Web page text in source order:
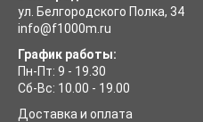
ул. Белгородского Полка, 34
info@f1000m.ru
График работы:
Пн-Пт: 9 - 19.30
Сб-Вс: 10.00 - 19.00
Доставка и оплата